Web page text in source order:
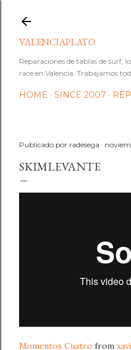
VALENCIAPLATO
Reparaciones de tablas de surf,
race en Valencia. Trabajamos
HOME SINCE 2007
Publicado por radesega
SKIMLEVANTE
Momentos Cuatro from